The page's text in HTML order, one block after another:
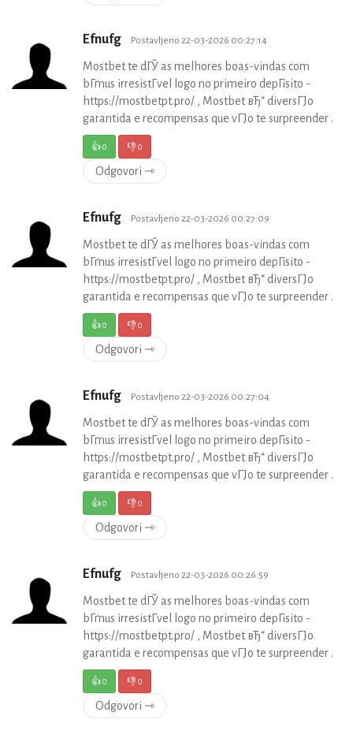
Efnufg Postavljeno 22-03-2026 00:27:14
Mostbet te dГЎ as melhores boas-vindas com
bГґnus irresistГ­vel logo no primeiro depГіsito -
https://mostbetpt.pro/ , Mostbet вЂ“ diversГЈo
garantida e recompensas que vГЈo te surpreender .
👍0 👎0
Odgovori ⇾
Efnufg Postavljeno 22-03-2026 00:27:09
Mostbet te dГЎ as melhores boas-vindas com
bГґnus irresistГ­vel logo no primeiro depГіsito -
https://mostbetpt.pro/ , Mostbet вЂ“ diversГЈo
garantida e recompensas que vГЈo te surpreender .
👍0 👎0
Odgovori ⇾
Efnufg Postavljeno 22-03-2026 00:27:04
Mostbet te dГЎ as melhores boas-vindas com
bГґnus irresistГ­vel logo no primeiro depГіsito -
https://mostbetpt.pro/ , Mostbet вЂ“ diversГЈo
garantida e recompensas que vГЈo te surpreender .
👍0 👎0
Odgovori ⇾
Efnufg Postavljeno 22-03-2026 00:26:59
Mostbet te dГЎ as melhores boas-vindas com
bГґnus irresistГ­vel logo no primeiro depГіsito -
https://mostbetpt.pro/ , Mostbet вЂ“ diversГЈo
garantida e recompensas que vГЈo te surpreender .
👍0 👎0
Odgovori ⇾